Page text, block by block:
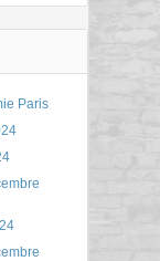
Paris